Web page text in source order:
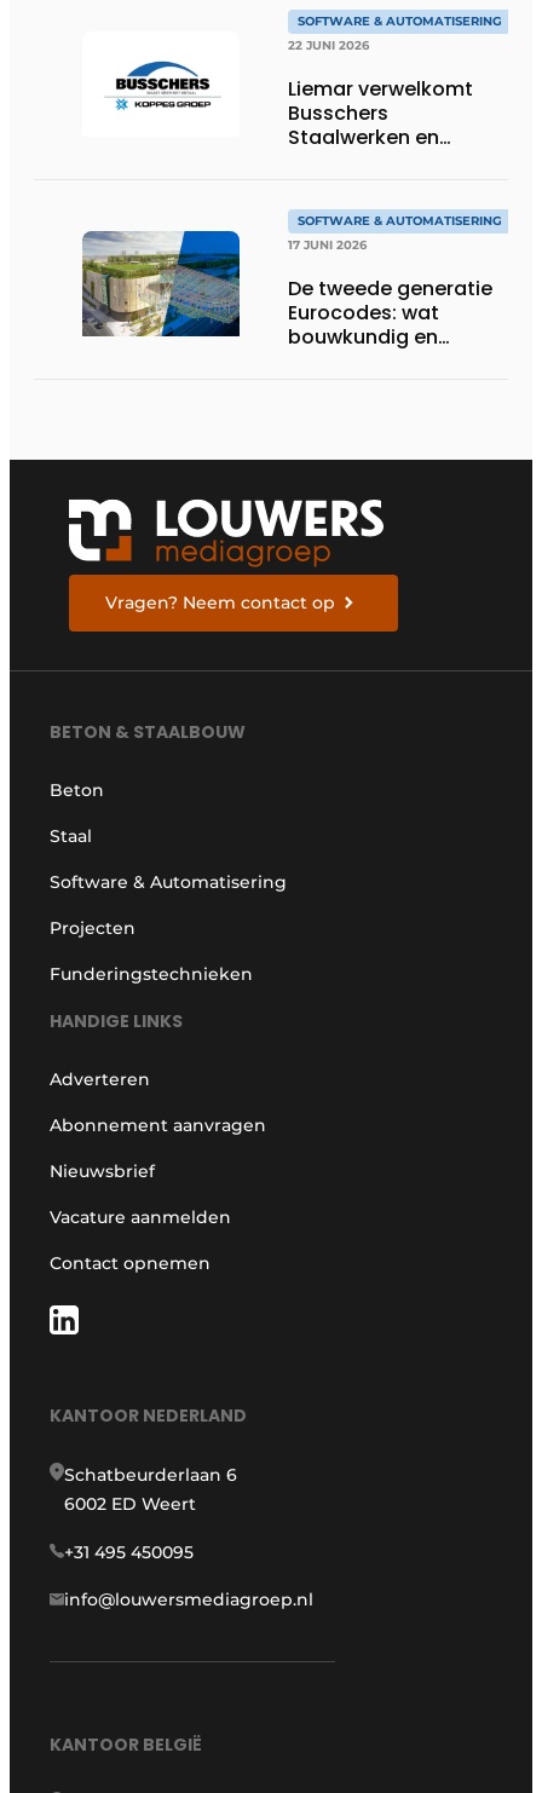
SOFTWARE & AUTOMATISERING
22 JUNI 2026
Liemar verwelkomt
Busschers
Staalwerken en
SOFTWARE & AUTOMATISERING
17 JUNI 2026
De tweede generatie
Eurocodes: wat
bouwkundig en
Vragen? Neem contact op
BETON & STAALBOUW
Beton
Staal
Software & Automatisering
Projecten
Funderingstechnieken
HANDIGE LINKS
Adverteren
Abonnement aanvragen
Nieuwsbrief
Vacature aanmelden
Contact opnemen
KANTOOR NEDERLAND
Schatbeurderlaan 6
6002 ED Weert
+31 495 450095
info@louwersmediagroep.nl
KANTOOR BELGIË